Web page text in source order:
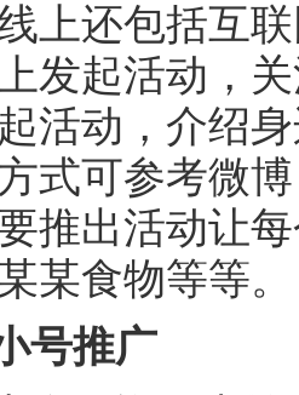
上还包括互
发起活动，
活动，介绍
式可参考微
推出活动让
某食物等等。
号推广